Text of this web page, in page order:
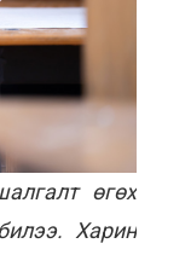
өгөх
Харин